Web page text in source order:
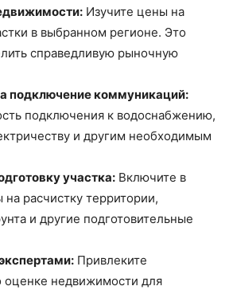
Изучите цены на
в выбранном регионе. Это
справедливую рыночную
подключение коммуникаций:
подключения к водоснабжению,
и другим необходимым
участка: Включите в
расчистку территории,
и другие подготовительные
Привлеките
оценке недвижимости для